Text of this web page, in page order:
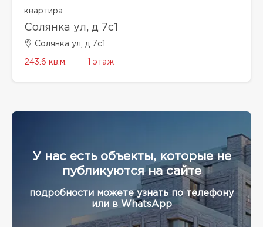
квартира
Солянка ул, д 7с1
Солянка ул, д 7с1
243.6 кв.м. 1 этаж
У нас есть объекты, которые не
публикуются на сайте
подробности можете узнать по телефону
или в WhatsApp